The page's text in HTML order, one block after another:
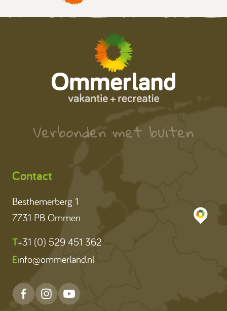
Verbonden met buiten
Contact
Besthemerberg 1
7731 PB Ommen
T+31 (0) 529 451 362
Einfo@ommerland.nl